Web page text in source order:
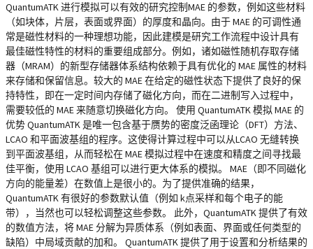
QuantumATK 进行模拟可以有效的研究控制MAE 的参数，例如这些材料
（如块体，片层，表面或界面）的厚度和晶向。由于 MAE 的可调性通
常是磁性材料的一种理想功能，因此建模是研究工作流程中设计具有
最佳磁性特性的材料的重要组成部分。例如，诸如磁性随机存取存储
器（MRAM）的新型存储器体系结构依赖于具有优化的 MAE 属性的材料
来存储和保留信息。较大的 MAE 在给定的磁性状态下提供了良好的保
持特性，即在一定时间内存储了磁化方向，而在二进制写入过程中，
需要较低的 MAE 来随意切换磁化方向。 使用 QuantumATK 模拟 MAE 的
优势 QuantumATK 是唯一包含基于赝势的密度泛函理论（DFT）方法、
LCAO 和平面波基组的程序。这使得计算过程中可以从LCAO 无缝转换
到平面波基组，从而轻松在 MAE 模拟过程中在速度和精度之间寻找最
佳平衡，使用 LCAO 基组可以进行更大体系的模拟。 MAE（即不同磁化
方向的能量差）在数值上是很小的。为了提供准确的结果，
QuantumATK 有很好的参数默认值（例如 k点采样和每个电子的能
带），当然也可以轻松调整这些参数。 此外，QuantumATK 提供了有效
的数值方法，将 MAE 分解为异质体系（例如表面、界面或任何类型的
缺陷）中局域贡献的加和。 QuantumATK 提供了用于设置和分析结果的